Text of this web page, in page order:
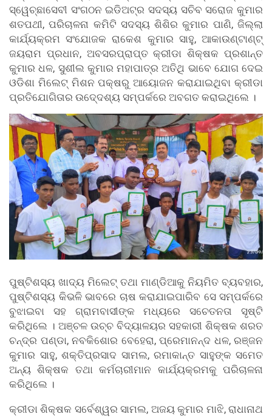
ସ୍ୱେଚ୍ଛାସେବୀ ସଂଗଠନ ଇଡିଅଟ୍ର ସଦସ୍ୟ ସଚିବ ସରୋଜ କୁମାର
ଶତପଥୀ, ପରିଚାଳନା କମିଟି ସଦସ୍ୟ ଶିଶିର କୁମାର ପାଣି, ଜିଲ୍ଲା
କାର୍ଯ୍ୟକ୍ରମ ସଂଯୋଜକ ରାକେଶ କୁମାର ସାହୁ, ଆକାଉଣ୍ଟାଣ୍ଟ୍
ଜୟରାମ ପ୍ରଧାନ, ଅବସରପ୍ରାପ୍ତ କ୍ରୀଡା ଶିକ୍ଷକ ପ୍ରଶାନ୍ତ
କୁମାର ଧଳ, ସୁଶୀଲ କୁମାର ମହାପାତ୍ର ଅତିଥି ଭାବେ ଯୋଗ ଦେଇ
ଓଡିଶା ମିଲେଟ୍ ମିଶନ ପକ୍ଷରୁ ଆୟୋଜନ କରାଯାଇଥିବା କ୍ରୀଡା
ପ୍ରତିଯୋଗିତାର ଉଦେ୍ଦଶ୍ୟ ସମ୍ପର୍କରେ ଅବଗତ କରାଇଥିଲେ ।
ପୁଷ୍ଟିଶସ୍ୟ ଖାଦ୍ୟ ମିଲେଟ୍ ତଥା ମାଣ୍ଡିଆକୁ ନିୟମିତ ବ୍ୟବହାର,
ପୁଷ୍ଟିଶସ୍ୟ କିଭଳି ଭାବରେ ଚାଷ କରାଯାଇପାରିବ ସେ ସମ୍ପର୍କରେ
ବୁଝାଇବା ସହ ଗ୍ରାମବାସୀଙ୍କ ମଧ୍ୟରେ ସଚେତନତା ସୃଷ୍ଟି
କରିଥିଲେ । ଅଞ୍ଚଳ ଉଚ୍ଚ ବିଦ୍ୟାଳୟର ସହକାରୀ ଶିକ୍ଷକ ଶରତ
ଚନ୍ଦ୍ର ପଣ୍ଡା, ନବକିଶୋର ବେହେରା, ପ୍ରେମାନନ୍ଦ ଧଳ, ରଞ୍ଜନ
କୁମାର ସାହୁ, ଶକ୍ତିପ୍ରସାଦ ସାମଲ, ରମାକାନ୍ତ ସାହୁଙ୍କ ସମେତ
ଅନ୍ୟ ଶିକ୍ଷକ ତଥା କର୍ମଚାରୀମାନ କାର୍ଯ୍ୟକ୍ରମକୁ ପରିଚାଳନା
କରିଥିଲେ ।
କ୍ରୀଡା ଶିକ୍ଷକ ସର୍ବେଶ୍ୱର ସାମଲ, ଅଜୟ କୁମାର ମାଝି, ରାଧାନାଥ